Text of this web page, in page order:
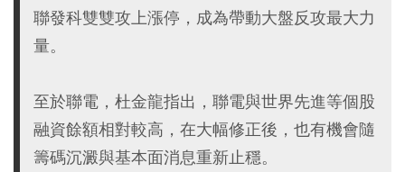
聯發科雙雙攻上漲停，成為帶動大盤反攻最大力
量。
至於聯電，杜金龍指出，聯電與世界先進等個股
融資餘額相對較高，在大幅修正後，也有機會隨
籌碼沉澱與基本面消息重新止穩。